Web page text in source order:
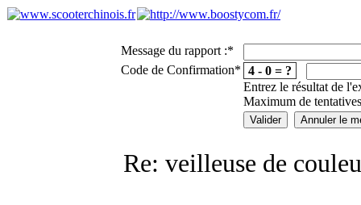
Message du rapport :*
Code de Confirmation* 4 - 0 = ?
Entrez le résultat de
Maximum de
Re: veilleuse de